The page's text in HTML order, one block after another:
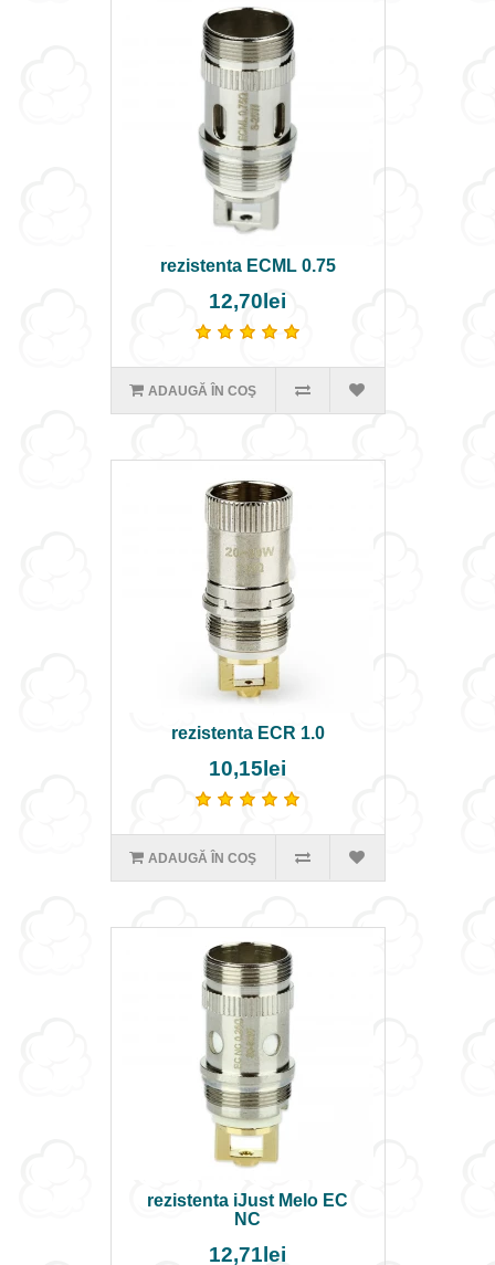
rezistenta ECML 0.75
12,70lei
ADAUGĂ ÎN COŞ
rezistenta ECR 1.0
10,15lei
ADAUGĂ ÎN COŞ
rezistenta iJust Melo EC
NC
12,71lei